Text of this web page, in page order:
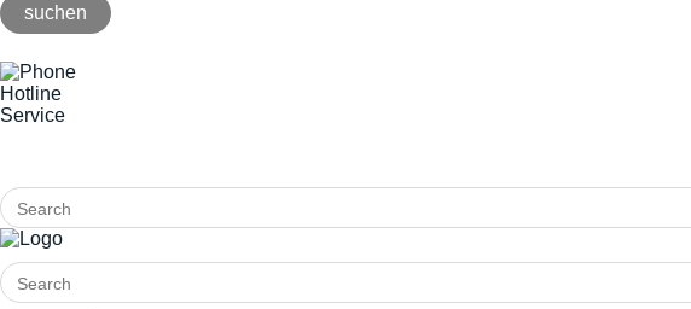
Hotline
Service